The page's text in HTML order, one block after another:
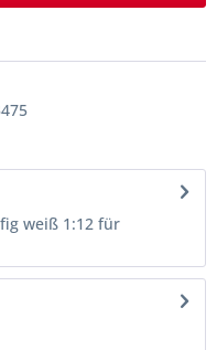
weiß 1:12 für